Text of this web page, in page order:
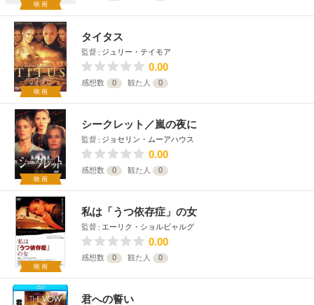
映画
映画
タイタス
監督 ジュリー・テイモア
0.00
感想数 0 観た人 0
映画
シークレット／嵐の夜に
監督 ジョセリン・ムーアハウス
0.00
感想数 0 観た人 0
映画
私は「うつ依存症」の女
監督 エーリク・ショルビャルグ
0.00
感想数 0 観た人 0
君への誓い